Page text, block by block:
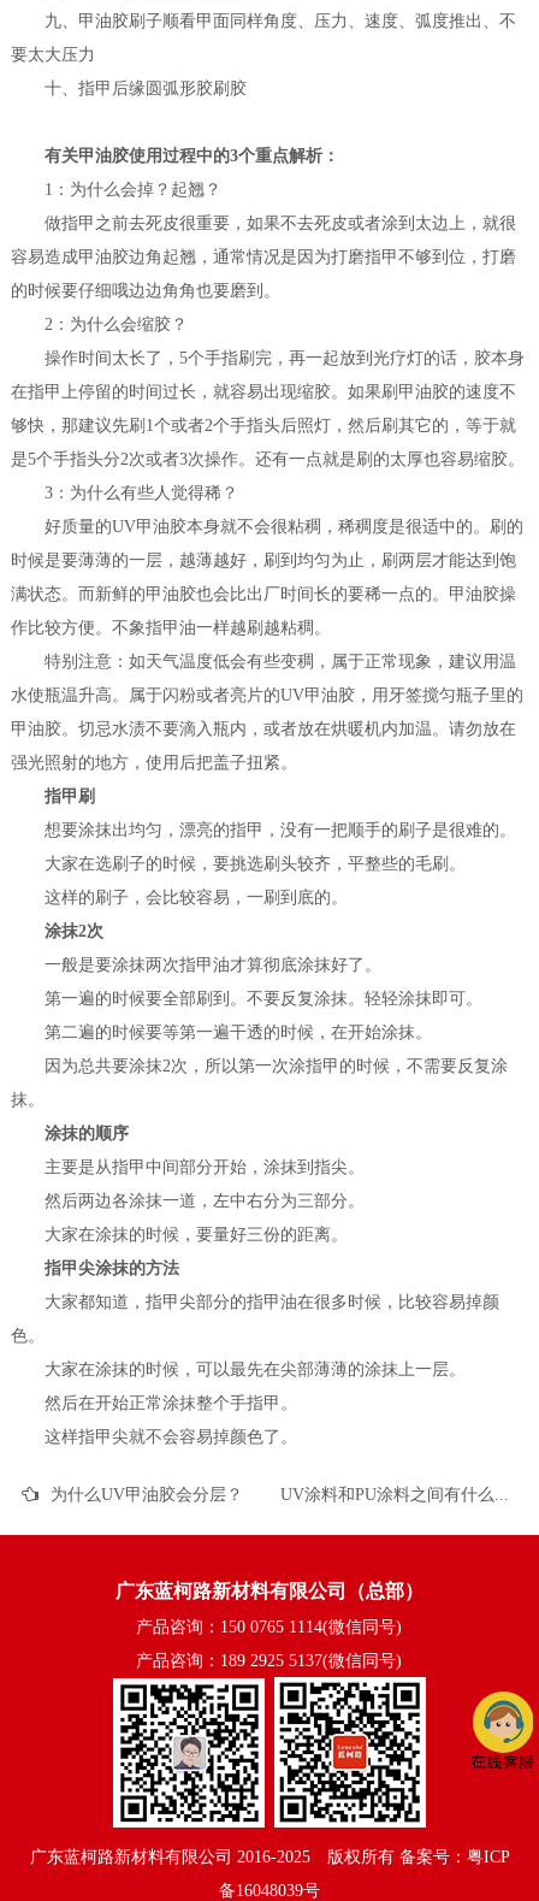
九、甲油胶刷子顺看甲面同样角度、压力、速度、弧度推出、不
要太大压力
十、指甲后缘圆弧形胶刷胶
有关甲油胶使用过程中的3个重点解析：
1：为什么会掉？起翘？
做指甲之前去死皮很重要，如果不去死皮或者涂到太边上，就很
容易造成甲油胶边角起翘，通常情况是因为打磨指甲不够到位，打磨
的时候要仔细哦边边角角也要磨到。
2：为什么会缩胶？
操作时间太长了，5个手指刷完，再一起放到光疗灯的话，胶本身
在指甲上停留的时间过长，就容易出现缩胶。如果刷甲油胶的速度不
够快，那建议先刷1个或者2个手指头后照灯，然后刷其它的，等于就
是5个手指头分2次或者3次操作。还有一点就是刷的太厚也容易缩胶。
3：为什么有些人觉得稀？
好质量的UV甲油胶本身就不会很粘稠，稀稠度是很适中的。刷的
时候是要薄薄的一层，越薄越好，刷到均匀为止，刷两层才能达到饱
满状态。而新鲜的甲油胶也会比出厂时间长的要稀一点的。甲油胶操
作比较方便。不象指甲油一样越刷越粘稠。
特别注意：如天气温度低会有些变稠，属于正常现象，建议用温
水使瓶温升高。属于闪粉或者亮片的UV甲油胶，用牙签搅匀瓶子里的
甲油胶。切忌水渍不要滴入瓶内，或者放在烘暖机内加温。请勿放在
强光照射的地方，使用后把盖子扭紧。
指甲刷
想要涂抹出均匀，漂亮的指甲，没有一把顺手的刷子是很难的。
大家在选刷子的时候，要挑选刷头较齐，平整些的毛刷。
这样的刷子，会比较容易，一刷到底的。
涂抹2次
一般是要涂抹两次指甲油才算彻底涂抹好了。
第一遍的时候要全部刷到。不要反复涂抹。轻轻涂抹即可。
第二遍的时候要等第一遍干透的时候，在开始涂抹。
因为总共要涂抹2次，所以第一次涂指甲的时候，不需要反复涂
抹。
涂抹的顺序
主要是从指甲中间部分开始，涂抹到指尖。
然后两边各涂抹一道，左中右分为三部分。
大家在涂抹的时候，要量好三份的距离。
指甲尖涂抹的方法
大家都知道，指甲尖部分的指甲油在很多时候，比较容易掉颜
色。
大家在涂抹的时候，可以最先在尖部薄薄的涂抹上一层。
然后在开始正常涂抹整个手指甲。
这样指甲尖就不会容易掉颜色了。
为什么UV甲油胶会分层？
广东蓝柯路新材料有限公司（总部）
产品咨询：150 0765 1114(微信同号)
产品咨询：189 2925 5137(微信同号)
广东蓝柯路新材料有限公司 2016-2025©版权所有 备案号：粤ICP
备16048039号